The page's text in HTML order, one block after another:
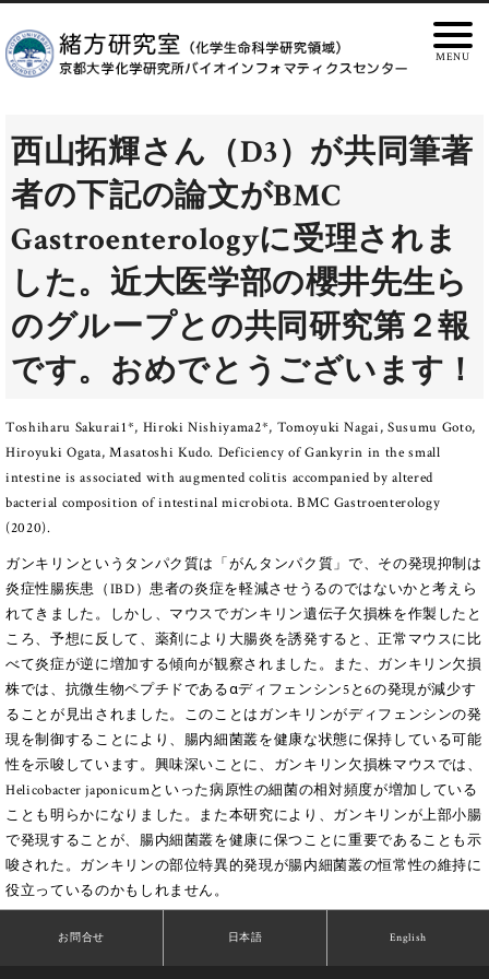
西山拓輝さん（D3）が共同筆著
者の下記の論文がBMC
Gastroenterologyに受理されま
した。近大医学部の櫻井先生ら
のグループとの共同研究第２報
です。おめでとうございます！
Toshiharu Sakurai1*, Hiroki Nishiyama2*, Tomoyuki Nagai, Susumu Goto,
Hiroyuki Ogata, Masatoshi Kudo. Deficiency of Gankyrin in the small
intestine is associated with augmented colitis accompanied by altered
bacterial composition of intestinal microbiota. BMC Gastroenterology
(2020).
ガンキリンというタンパク質は「がんタンパク質」で、その発現抑制は
炎症性腸疾患（IBD）患者の炎症を軽減させうるのではないかと考えら
れてきました。しかし、マウスでガンキリン遺伝子欠損株を作製したと
ころ、予想に反して、薬剤により大腸炎を誘発すると、正常マウスに比
べて炎症が逆に増加する傾向が観察されました。また、ガンキリン欠損
株では、抗微生物ペプチドであるαディフェンシン5と6の発現が減少す
ることが見出されました。このことはガンキリンがディフェンシンの発
現を制御することにより、腸内細菌叢を健康な状態に保持している可能
性を示唆しています。興味深いことに、ガンキリン欠損株マウスでは、
Helicobacter japonicumといった病原性の細菌の相対頻度が増加している
ことも明らかになりました。また本研究により、ガンキリンが上部小腸
で発現することが、腸内細菌叢を健康に保つことに重要であることも示
唆された。ガンキリンの部位特異的発現が腸内細菌叢の恒常性の維持に
役立っているのかもしれません。
お問合せ 日本語 English